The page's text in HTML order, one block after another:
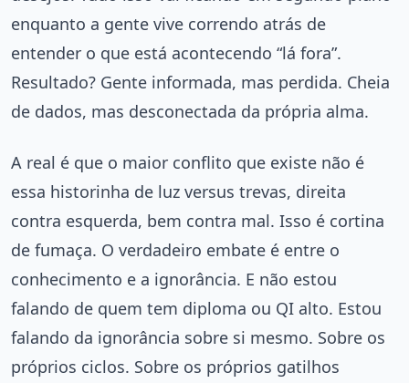
enquanto a gente vive correndo atrás de
entender o que está acontecendo “lá fora”.
Resultado? Gente informada, mas perdida. Cheia
de dados, mas desconectada da própria alma.
A real é que o maior conflito que existe não é
essa historinha de luz versus trevas, direita
contra esquerda, bem contra mal. Isso é cortina
de fumaça. O verdadeiro embate é entre o
conhecimento e a ignorância. E não estou
falando de quem tem diploma ou QI alto. Estou
falando da ignorância sobre si mesmo. Sobre os
próprios ciclos. Sobre os próprios gatilhos